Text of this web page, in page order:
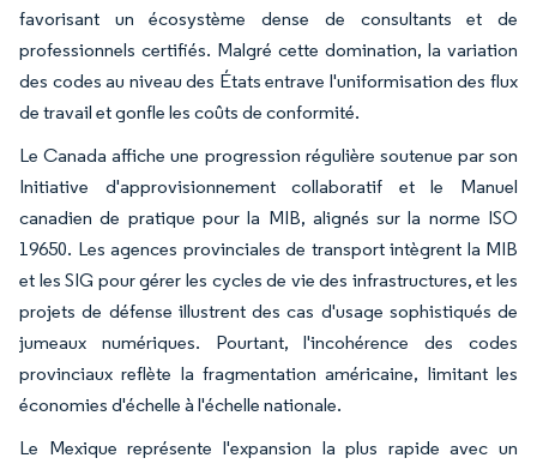
favorisant un écosystème dense de consultants et de
professionnels certifiés. Malgré cette domination, la variation
des codes au niveau des États entrave l'uniformisation des flux
de travail et gonfle les coûts de conformité.
Le Canada affiche une progression régulière soutenue par son
Initiative d'approvisionnement collaboratif et le Manuel
canadien de pratique pour la MIB, alignés sur la norme ISO
19650. Les agences provinciales de transport intègrent la MIB
et les SIG pour gérer les cycles de vie des infrastructures, et les
projets de défense illustrent des cas d'usage sophistiqués de
jumeaux numériques. Pourtant, l'incohérence des codes
provinciaux reflète la fragmentation américaine, limitant les
économies d'échelle à l'échelle nationale.
Le Mexique représente l'expansion la plus rapide avec un